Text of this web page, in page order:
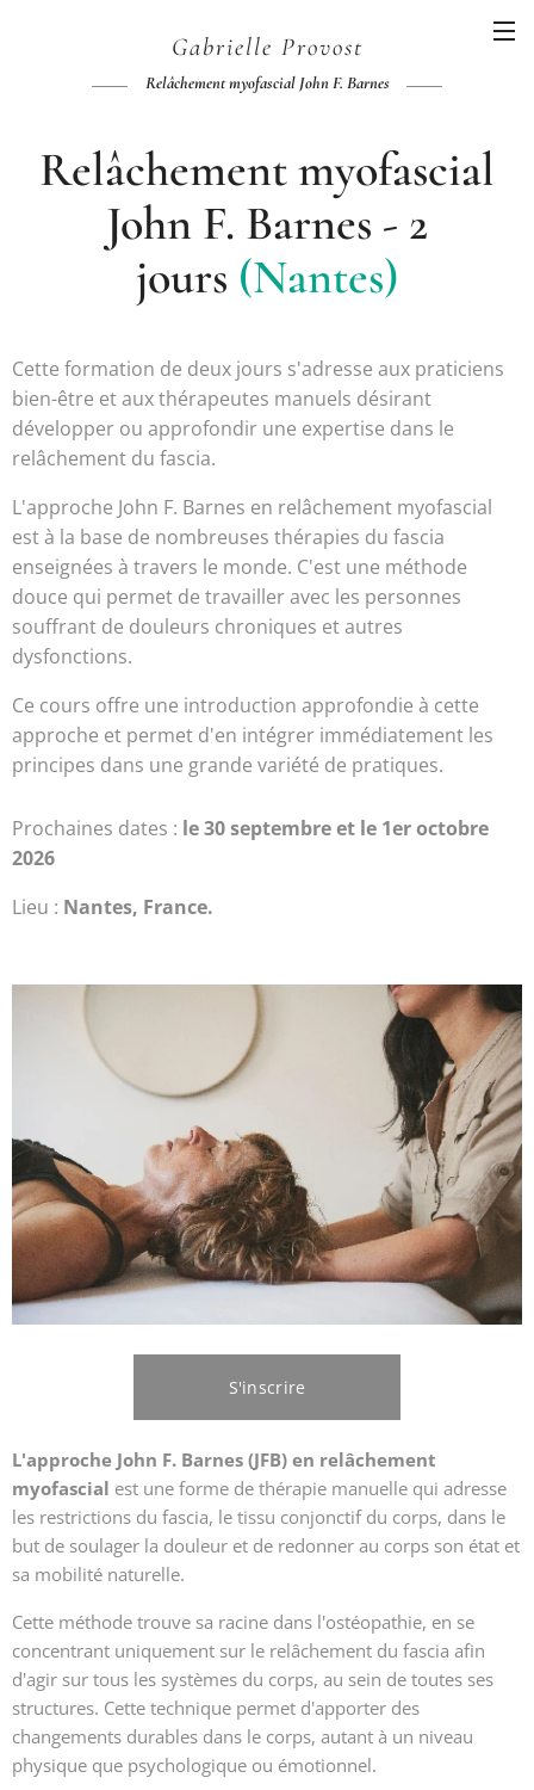
Gabrielle Provost
Relâchement myofascial John F. Barnes
Relâchement myofascial
John F. Barnes - 2
jours (Nantes)
Cette formation de deux jours s'adresse aux praticiens
bien-être et aux thérapeutes manuels désirant
développer ou approfondir une expertise dans le
relâchement du fascia.
L'approche John F. Barnes en relâchement myofascial
est à la base de nombreuses thérapies du fascia
enseignées à travers le monde. C'est une méthode
douce qui permet de travailler avec les personnes
souffrant de douleurs chroniques et autres
dysfonctions.
Ce cours offre une introduction approfondie à cette
approche et permet d'en intégrer immédiatement les
principes dans une grande variété de pratiques.
Prochaines dates : le 30 septembre et le 1er octobre
2026
Lieu : Nantes, France.
S'inscrire
L'approche John F. Barnes (JFB) en relâchement
myofascial est une forme de thérapie manuelle qui adresse
les restrictions du fascia, le tissu conjonctif du corps, dans le
but de soulager la douleur et de redonner au corps son état et
sa mobilité naturelle.
Cette méthode trouve sa racine dans l'ostéopathie, en se
concentrant uniquement sur le relâchement du fascia afin
d'agir sur tous les systèmes du corps, au sein de toutes ses
structures. Cette technique permet d'apporter des
changements durables dans le corps, autant à un niveau
physique que psychologique ou émotionnel.